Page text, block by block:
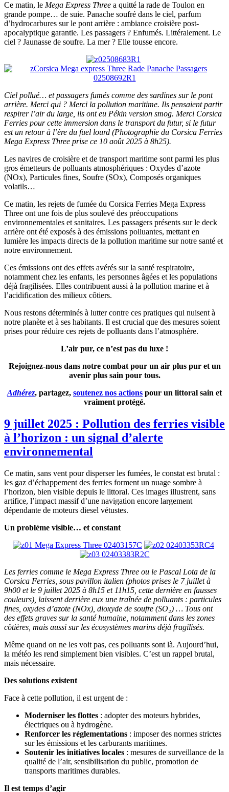
Ce matin, le Mega Express Three a quitté la rade de Toulon en
grande pompe… de suie. Panache soufré dans le ciel, parfum
d’hydrocarbures sur le pont arrière : ambiance croisière post-
apocalyptique garantie. Les passagers ? Enfumés. Littéralement. Le
ciel ? Jaunasse de soufre. La mer ? Elle tousse encore.
Ciel pollué… et passagers fumés comme des sardines sur le pont
arrière. Merci qui ? Merci la pollution maritime. Ils pensaient partir
respirer l’air du large, ils ont eu Pékin version smog. Merci Corsica
Ferries pour cette immersion dans le transport du futur, si le futur
est un retour à l’ère du fuel lourd (Photographie du Corsica Ferries
Mega Express Three prise ce 10 août 2025 à 8h25).
Les navires de croisière et de transport maritime sont parmi les plus
gros émetteurs de polluants atmosphériques : Oxydes d’azote
(NOx), Particules fines, Soufre (SOx), Composés organiques
volatils…
Ce matin, les rejets de fumée du Corsica Ferries Mega Express
Three ont une fois de plus soulevé des préoccupations
environnementales et sanitaires. Les passagers présents sur le deck
arrière ont été exposés à des émissions polluantes, mettant en
lumière les impacts directs de la pollution maritime sur notre santé et
notre environnement.
Ces émissions ont des effets avérés sur la santé respiratoire,
notamment chez les enfants, les personnes âgées et les populations
déjà fragilisées. Elles contribuent aussi à la pollution marine et à
l’acidification des milieux côtiers.
Nous restons déterminés à lutter contre ces pratiques qui nuisent à
notre planète et à ses habitants. Il est crucial que des mesures soient
prises pour réduire ces rejets de polluants dans l’atmosphère.
L’air pur, ce n’est pas du luxe !
Rejoignez-nous dans notre combat pour un air plus pur et un
avenir plus sain pour tous.
Adhérez, partagez, soutenez nos actions pour un littoral sain et
vraiment protégé.
9 juillet 2025 : Pollution des ferries visible
à l’horizon : un signal d’alerte
environnemental
Ce matin, sans vent pour disperser les fumées, le constat est brutal :
les gaz d’échappement des ferries forment un nuage sombre à
l’horizon, bien visible depuis le littoral. Ces images illustrent, sans
artifice, l’impact massif d’une navigation encore largement
dépendante de moteurs diesel vétustes.
Un problème visible… et constant
Les ferries comme le Mega Express Three ou le Pascal Lota de la
Corsica Ferries, sous pavillon italien (photos prises le 7 juillet à
9h00 et le 9 juillet 2025 à 8h15 et 11h15, cette dernière en fausses
couleurs), laissent derrière eux une traînée de polluants : particules
fines, oxydes d’azote (NOx), dioxyde de soufre (SO₂) … Tous ont
des effets graves sur la santé humaine, notamment dans les zones
côtières, mais aussi sur les écosystèmes marins déjà fragilisés.
Même quand on ne les voit pas, ces polluants sont là. Aujourd’hui,
la météo les rend simplement bien visibles. C’est un rappel brutal,
mais nécessaire.
Des solutions existent
Face à cette pollution, il est urgent de :
Moderniser les flottes : adopter des moteurs hybrides,
électriques ou à hydrogène.
Renforcer les réglementations : imposer des normes strictes
sur les émissions et les carburants maritimes.
Soutenir les initiatives locales : mesures de surveillance de la
qualité de l’air, sensibilisation du public, promotion de
transports maritimes durables.
Il est temps d’agir